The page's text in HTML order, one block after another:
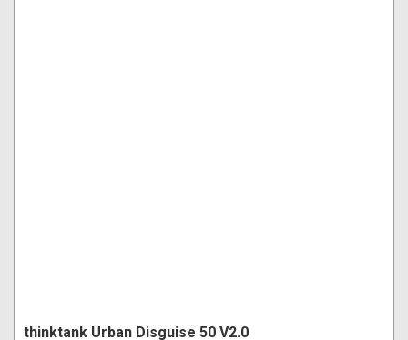
thinktank Urban Disguise 50 V2.0